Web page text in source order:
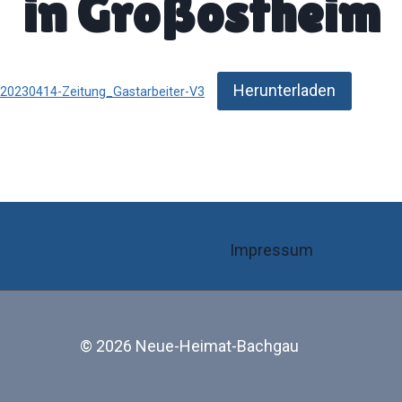
in Großostheim
20230414-Zeitung_Gastarbeiter-V3 Herunterladen
Impressum
© 2026 Neue-Heimat-Bachgau